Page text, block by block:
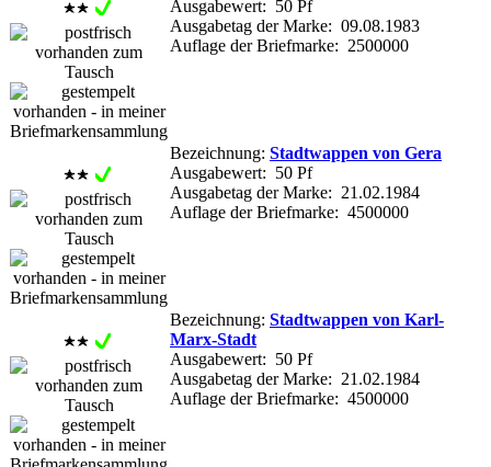
Ausgabewert: 50 Pf
Ausgabetag der Marke: 09.08.1983
Auflage der Briefmarke: 2500000
Bezeichnung: Stadtwappen von Gera
Ausgabewert: 50 Pf
Ausgabetag der Marke: 21.02.1984
Auflage der Briefmarke: 4500000
Bezeichnung: Stadtwappen von Karl-
Marx-Stadt
Ausgabewert: 50 Pf
Ausgabetag der Marke: 21.02.1984
Auflage der Briefmarke: 4500000